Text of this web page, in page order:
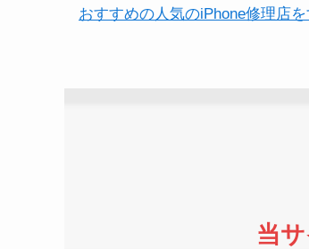
おすすめの人気のiPhone修理店
当